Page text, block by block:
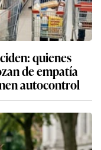
quienes
de empatía
autocontrol